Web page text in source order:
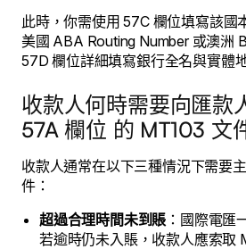
此時，你需使用 57C 欄位填寫該國
美國 ABA Routing Number 或澳洲
57D 欄位詳細填寫銀行全名與實體
收款人何時需要向匯款
57A 欄位 的 MT103 文
收款人通常在以下三種情況下需要
件：
超過合理時間未到賬 ：國際電匯
若逾時仍未入賬，收款人應索取